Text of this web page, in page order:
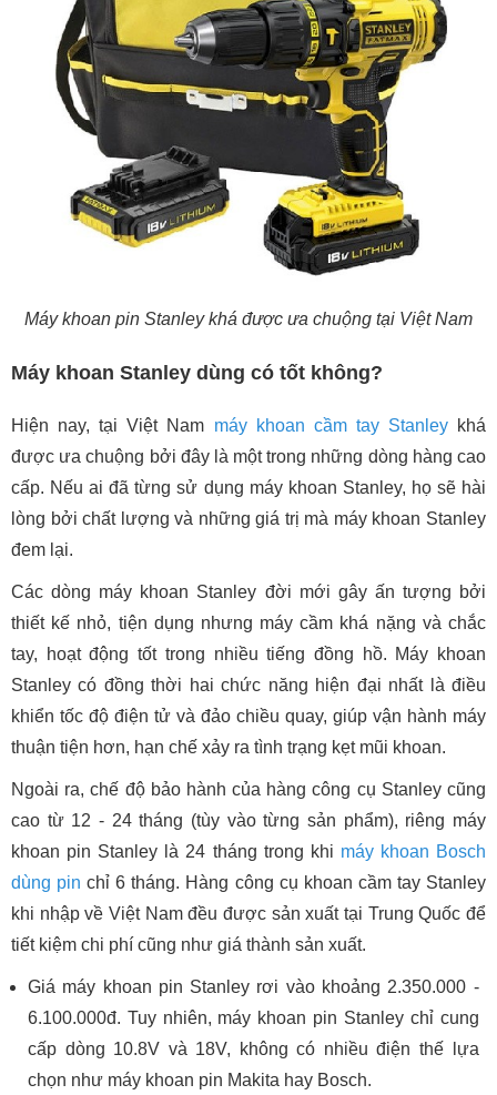
Máy khoan pin Stanley khá được ưa chuộng tại Việt Nam
Máy khoan Stanley dùng có tốt không?
Hiện nay, tại Việt Nam máy khoan cầm tay Stanleykhá
được ưa chuộng bởi đây là một trong những dòng hàng cao
cấp. Nếu ai đã từng sử dụng máy khoan Stanley, họ sẽ hài
lòng bởi chất lượng và những giá trị mà máy khoan Stanley
đem lại.
Các dòng máy khoan Stanley đời mới gây ấn tượng bởi
thiết kế nhỏ, tiện dụng nhưng máy cầm khá nặng và chắc
tay, hoạt động tốt trong nhiều tiếng đồng hồ. Máy khoan
Stanley có đồng thời hai chức năng hiện đại nhất là điều
khiển tốc độ điện tử và đảo chiều quay, giúp vận hành máy
thuận tiện hơn, hạn chế xảy ra tình trạng kẹt mũi khoan.
Ngoài ra, chế độ bảo hành của hàng công cụ Stanley cũng
cao từ 12 - 24 tháng (tùy vào từng sản phẩm), riêng máy
khoan pin Stanley là 24 tháng trong khi máy khoan Bosch
dùng pin chỉ 6 tháng. Hàng công cụ khoan cầm tay Stanley
khi nhập về Việt Nam đều được sản xuất tại Trung Quốc để
tiết kiệm chi phí cũng như giá thành sản xuất.
Giá máy khoan pin Stanley rơi vào khoảng 2.350.000 -
6.100.000đ. Tuy nhiên, máy khoan pin Stanley chỉ cung
cấp dòng 10.8V và 18V, không có nhiều điện thế lựa
chọn như máy khoan pin Makita hay Bosch.